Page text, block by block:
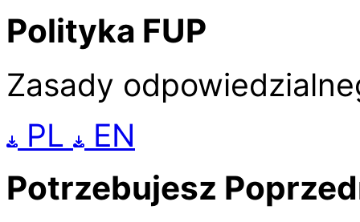
Polityka FUP
Zasady
PL
EN
Potrzebujesz